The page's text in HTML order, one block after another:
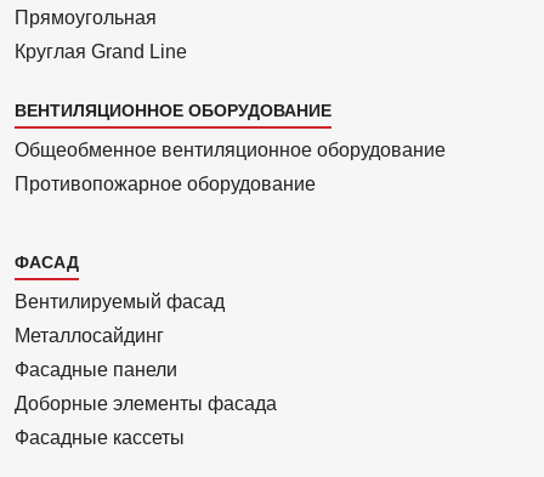
Прямоуголь­ная
Круглая Grand Line
ВЕНТИЛЯЦИОННОЕ ОБОРУДОВАНИЕ
Общеобменное вентиляционное оборудование
Противопожарное оборудование
Каталог
2
ФАСАД
Вентилиру­емый фасад
Металло­сайдинг
Фасадные панели
Доборные элементы фасада
Фасадные кассеты